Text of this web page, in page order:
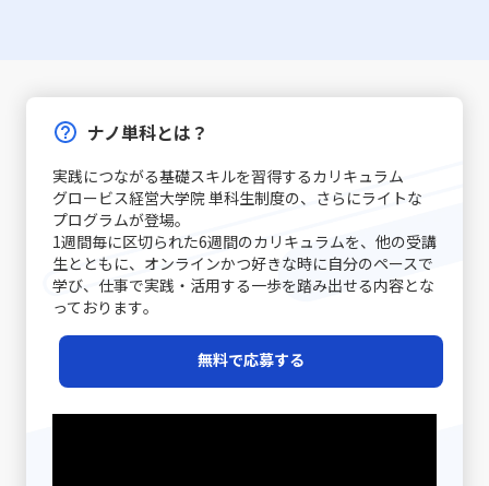
るために、定量的・定性的な手法の正しい使い分けと効果的なフィ
と個人のキャリアアップの鍵であると言えるでしょう。
略と実践例 ここでは、「仕事で話が噛み合わない人との対
処法」として認識される具体的な戦略を、実践例とともに
解説します。多岐にわたる原因に対して、個々のケースに
応じた対策を講じることが求められます。まず、会話の開
始時に必ず現状の認識を共有することが基本です。長年の
経験が示すように、「話の前提条件を合わせる」ことは、
双方のコミュニケーションの齟齬を防ぐ第一歩です。たと
えば、新たなプロジェクトのキックオフミーティングで
は、各参加者が同じゴールと進行予定を共有することで、
後の誤解を避けることができます。また、日常的なコミュ
には話の流れからその理解度を汲み取る姿勢が重要です。
経験豊富なマネージャーの中には、相手の話し方をよく観
める手法を実践している方もいます。さらに、後日話の内
が質の高いコミュニケーションを実現する鍵となります。
を高めるためには、単に技術を習得するだけでなく、いく
つかの落とし穴や注意点を認識する必要があります。ま
ず、情報伝達とコミュニケーションの違いに注意が必要で
す。単なるデータや数字の伝達が成功したとしても、相手
がその情報をどう受け取り、行動に移すかはまた別の問題
です。「ビジネスにおけるコミュニケーション能力」にお
いては、相手に正しく意図が伝わるかどうかが重要であ
り、結果として行動変容が起こることが成功指標となりま
伝えることができないという不確実性があります。言葉だ
や労力を削減することで市場価格を下回る優位性を保持し
ます。ユニクロが示した事例のように、大量仕入れや生産
できれば、急激な価格競争にも耐える力が養われるので
す。ただし、過度なコスト削減は品質低下やブランド価値
の喪失というリスクもあるため、バランスを見極めること
が重要です。 第三に、ニッチ戦略です。市場全体ではな
く、特定の顧客セグメントや特定のニーズに特化すること
で、競争相手の少ない領域を開拓します。高級車市場にお
けるポルシェの例は、限られた層に対して圧倒的なブラン
ド価値を提供する成功例と言えるでしょう。この戦略は、
レッドオーシャンの戦い方の一環として、自社の強みや専
ます。たとえば、予定された期限までにタスクが完了しな
いことによるストレスの増加、結果的な自信喪失、そして
長期的にはキャリアチャンスの逸失へとつながります。こ
のような問題は個人だけでなく、チームや組織全体に影響
を及ぼすため、早期に原因を特定し、適切な対策を講じる
ことが求められます。先延ばし癖に取り組むプロセスは、
自分自身を見つめ直し、効率的な業務遂行と成長機会を確
実に捉えるための重要なステップと言えるでしょう。 近年
は特に、テクノロジーの発展とともに多様な働き方が広が
る中で、自己管理能力が強く問われるようになりました。
慣の見直しにとどまらず、自己のキャリア戦略を見直すた
めの重要な要素ともなっています。次のセクションでは、
トについて詳述していきます。 先延ばし癖の注意点 先延
ナノ単科とは？
実践につながる基礎スキルを習得するカリキュラム
グロービス経営大学院 単科生制度の、さらにライトな
プログラムが登場｡
1週間毎に区切られた6週間のカリキュラムを、他の受講
生とともに、オンラインかつ好きな時に自分のペースで
学び、仕事で実践・活用する一歩を踏み出せる内容とな
っております｡
無料で応募する